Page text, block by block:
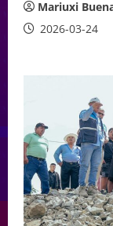
Mariuxi
2026-03-24